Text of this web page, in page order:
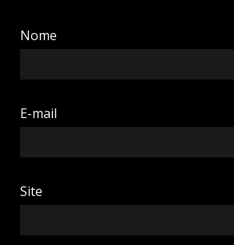
Nome
E-mail
Site